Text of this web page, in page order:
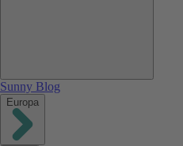
Sunny Blog
Europa